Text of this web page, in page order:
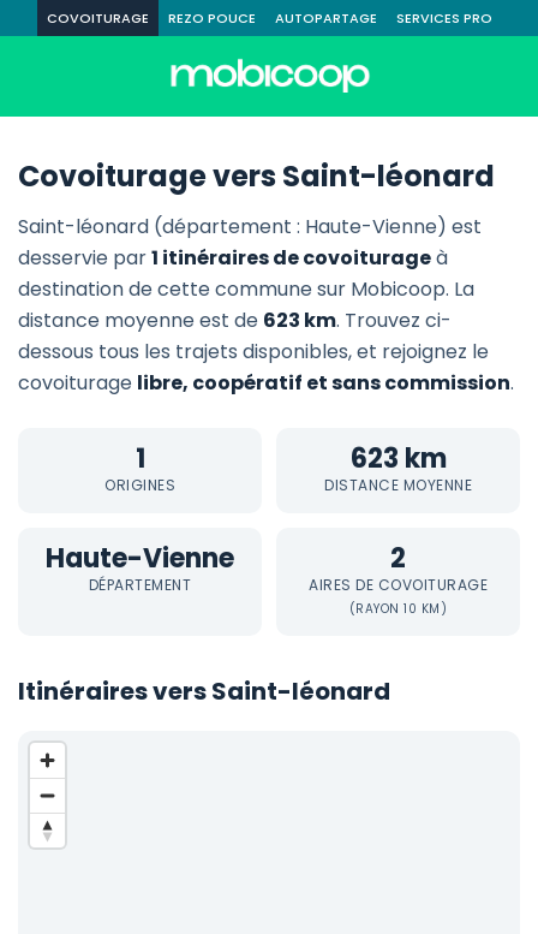
COVOITURAGE REZO POUCE AUTOPARTAGE SERVICES PRO
Covoiturage vers Saint-léonard
Saint-léonard (département : Haute-Vienne) est
desservie par1 itinéraires de covoiturageà
destination de cette commune sur Mobicoop. La
distance moyenne est de 623 km. Trouvez ci-
dessous tous les trajets disponibles, et rejoignez le
covoiturage libre, coopératif et sans commission.
1
ORIGINES
623 km
DISTANCE MOYENNE
Haute-Vienne
DÉPARTEMENT
2
AIRES DE COVOITURAGE
(RAYON 10 KM)
Itinéraires vers Saint-léonard